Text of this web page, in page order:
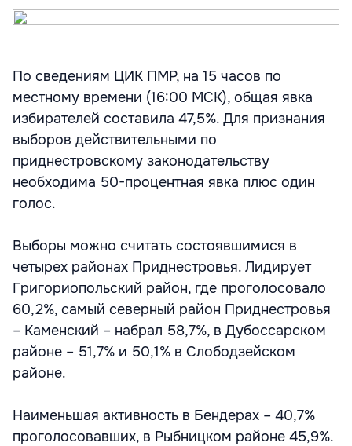
По сведениям ЦИК ПМР, на 15 часов по
местному времени (16:00 МСК), общая явка
избирателей составила 47,5%. Для признания
выборов действительными по
приднестровскому законодательству
необходима 50-процентная явка плюс один
голос.
Выборы можно считать состоявшимися в
четырех районах Приднестровья. Лидирует
Григориопольский район, где проголосовало
60,2%, самый северный район Приднестровья
– Каменский – набрал 58,7%, в Дубоссарском
районе – 51,7% и 50,1% в Слободзейском
районе.
Наименьшая активность в Бендерах – 40,7%
проголосовавших, в Рыбницком районе 45,9%.